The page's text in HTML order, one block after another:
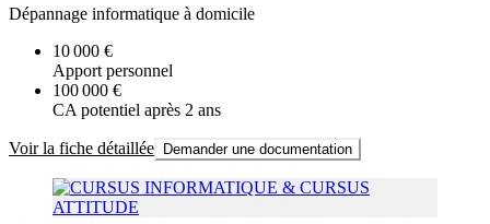
Dépannage informatique à domicile
10 000 €
Apport personnel
100 000 €
CA potentiel après 2 ans
Voir la fiche détaillée Demander une documentation